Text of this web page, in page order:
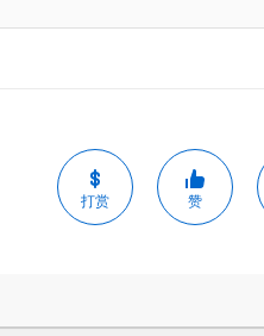
打赏 赞